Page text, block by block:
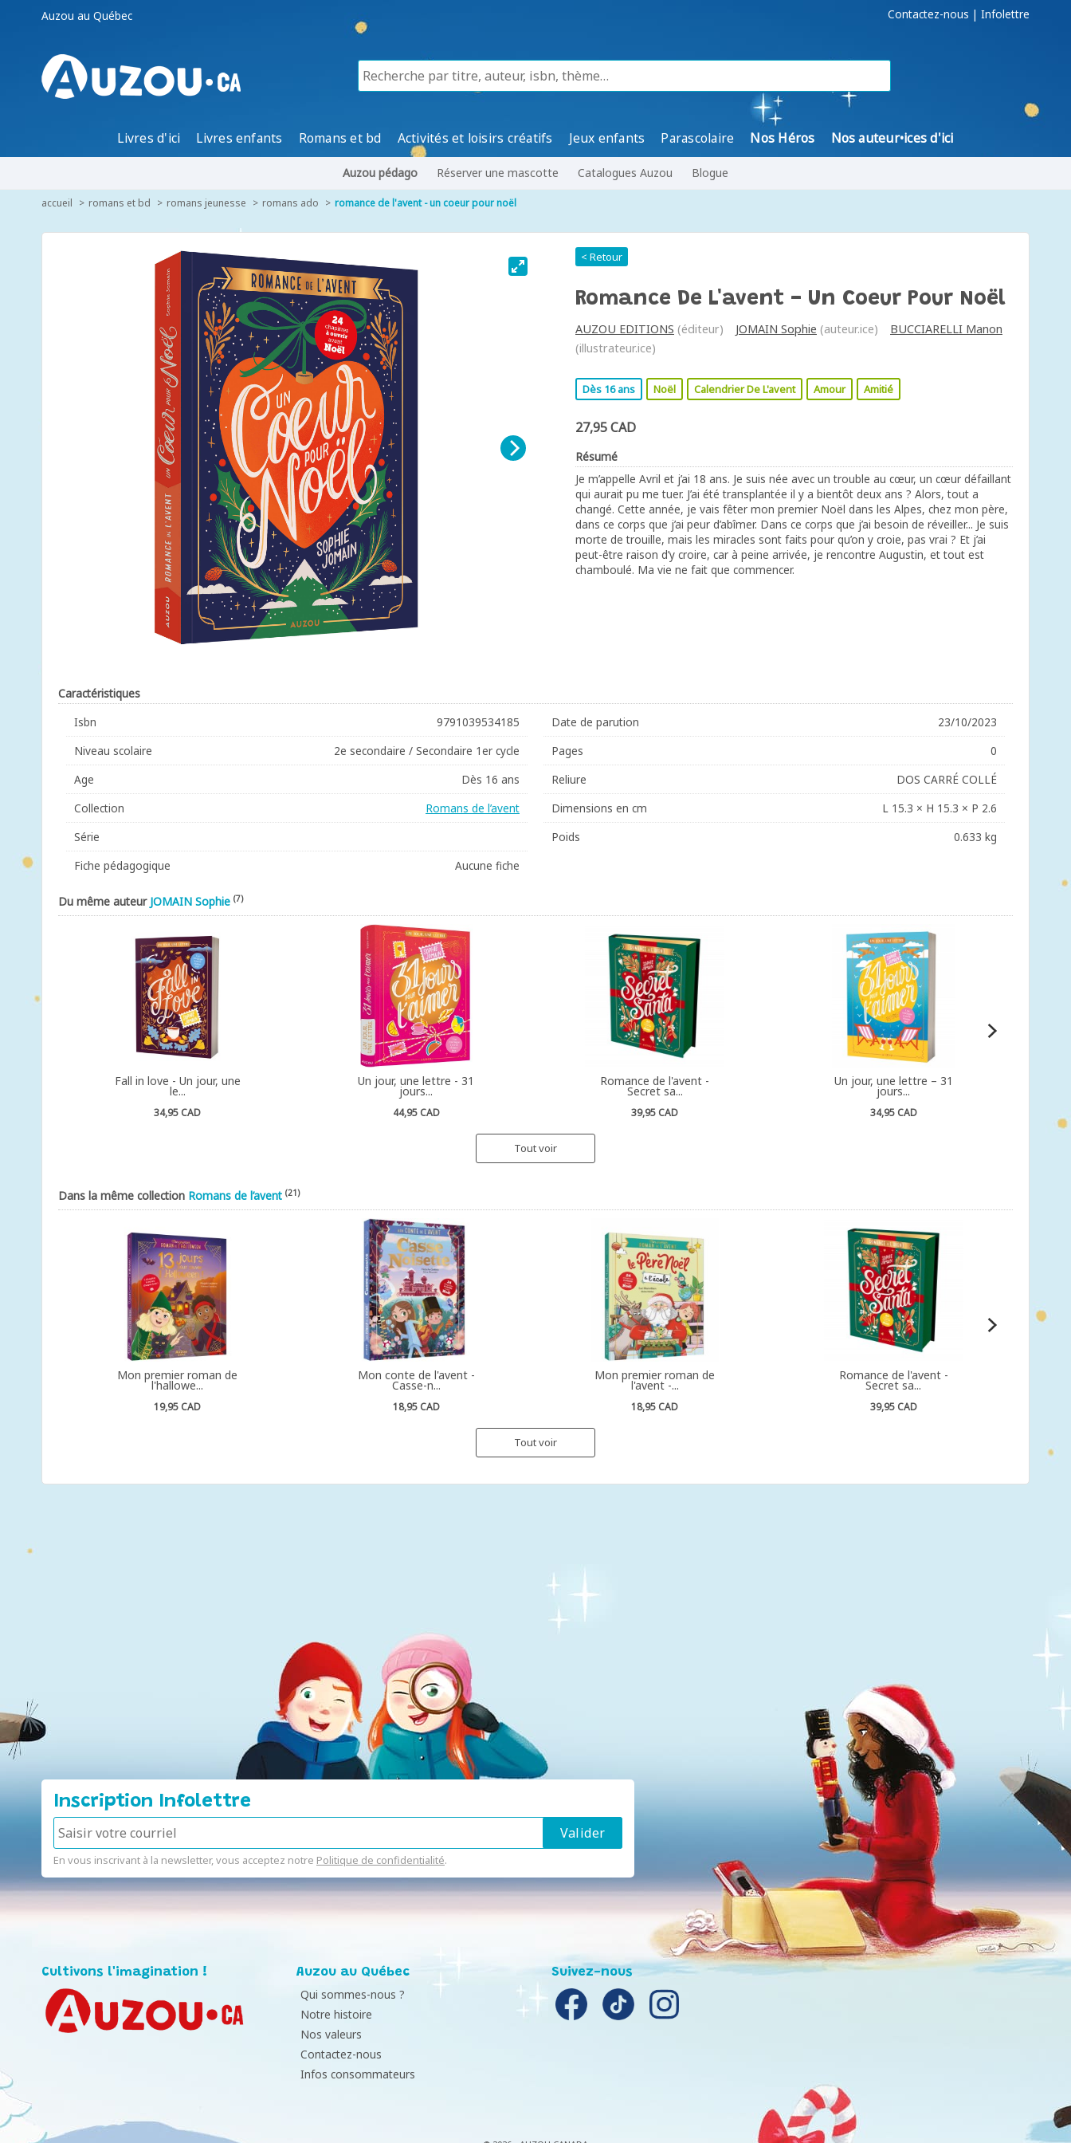
Auzou au Québec Contactez-nous | Infolettre
Livres d'ici Livres enfants Romans et bd Activités et loisirs créatifs Jeux enfants Parascolaire Nos Héros Nos auteur•ices d'ici
Auzou pédago Réserver une mascotte Catalogues Auzou Blogue
accueil romans et bd romans jeunesse romans ado romance de l'avent - un coeur pour noël
< Retour
Romance De L'avent - Un Coeur Pour Noël
AUZOU EDITIONS (éditeur) JOMAIN Sophie (auteur.ice)
BUCCIARELLI Manon
(illustrateur.ice)
Dès 16 ans Noël Calendrier De L'avent Amour Amitié
27,95 CAD
Résumé
Je m’appelle Avril et j’ai 18 ans. Je suis née avec un trouble au cœur, un cœur défaillant
qui aurait pu me tuer. J’ai été transplantée il y a bientôt deux ans ? Alors, tout a
changé. Cette année, je vais fêter mon premier Noël dans les Alpes, chez mon père,
dans ce corps que j’ai peur d’abîmer. Dans ce corps que j’ai besoin de réveiller... Je suis
morte de trouille, mais les miracles sont faits pour qu’on y croie, pas vrai ? Et j’ai
peut-être raison d’y croire, car à peine arrivée, je rencontre Augustin, et tout est
chamboulé. Ma vie ne fait que commencer.
Caractéristiques
Isbn
9791039534185
Niveau scolaire
2e secondaire / Secondaire 1er cycle
Age
Dès 16 ans
Collection
Romans de l’avent
Série
Fiche pédagogique
Aucune fiche
Date de parution
23/10/2023
Pages
0
Reliure
DOS CARRÉ COLLÉ
Dimensions en cm
L 15.3 × H 15.3 × P 2.6
Poids
0.633 kg
Du même auteur JOMAIN Sophie (7)
Fall in love - Un jour, une
le...
34,95 CAD
Un jour, une lettre - 31
jours...
44,95 CAD
Romance de l'avent -
Secret sa...
39,95 CAD
Un jour, une lettre – 31
jours...
34,95 CAD
Tout voir
Dans la même collection Romans de l’avent (21)
Mon premier roman de
l'hallowe...
19,95 CAD
Mon conte de l'avent -
Casse-n...
18,95 CAD
Mon premier roman de
l'avent -...
18,95 CAD
Romance de l'avent -
Secret sa...
39,95 CAD
Tout voir
Inscription Infolettre
En vous inscrivant à la newsletter, vous acceptez notre Politique de confidentialité.
Cultivons l'imagination ! Auzou au Québec
Qui sommes-nous ?
Notre histoire
Nos valeurs
Contactez-nous
Infos consommateurs
Suivez-nous